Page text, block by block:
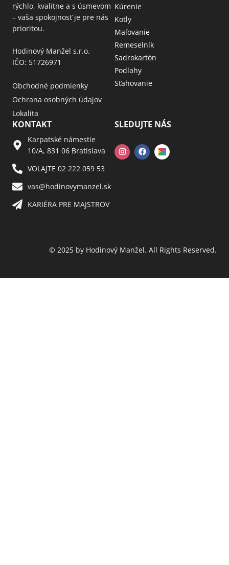
rýchlo, kvalitne a s úsmevom
– vaša spokojnosť je pre nás
prioritou.
Hodinový Manžel s.r.o.
IČO: 51726971
Obchodné podmienky
Ochrana osobných údajov
Lokalita
Kúrenie
Kotly
Maľovanie
Remeselník
Sadrokartón
Podlahy
Sťahovanie
KONTAKT
Karpatské námestie
10/A, 831 06 Bratislava
VOLAJTE 02 222 059 53​
vas@hodinovymanzel.sk​
KARIÉRA PRE MAJSTROV​
SLEDUJTE NÁS
© 2025 by Hodinový Manžel. All Rights Reserved.